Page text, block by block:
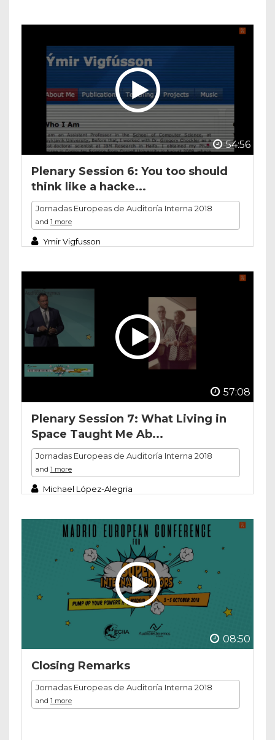
54:56
Plenary Session 6: You too should
think like a hacke...
Jornadas Europeas de Auditoría Interna 2018
and 1 more
Ymir Vigfusson
57:08
Plenary Session 7: What Living in
Space Taught Me Ab...
Jornadas Europeas de Auditoría Interna 2018
and 1 more
Michael López-Alegria
08:50
Closing Remarks
Jornadas Europeas de Auditoría Interna 2018
and 1 more